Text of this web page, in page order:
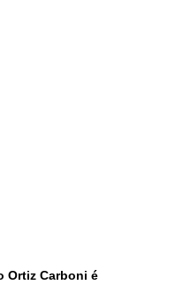
Ortiz Carboni é